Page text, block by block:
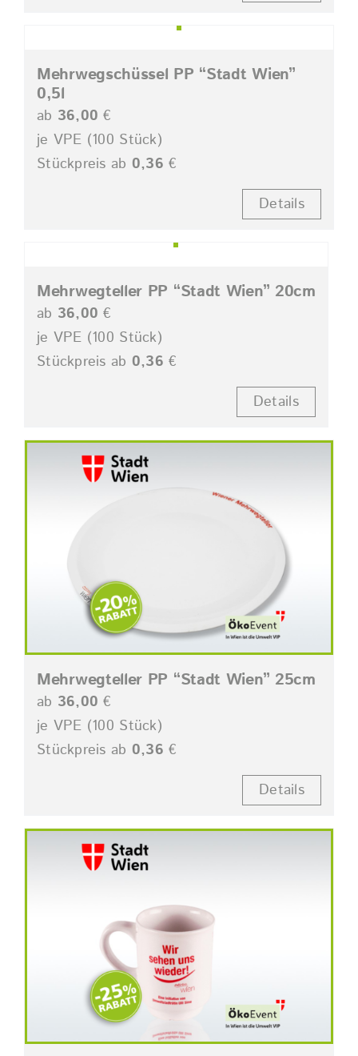
Mehrwegschüssel PP “Stadt Wien”
0,5l
ab 36,00 €
je VPE (100 Stück)
Stückpreis ab 0,36 €
Details
Mehrwegteller PP “Stadt Wien” 20cm
ab 36,00 €
je VPE (100 Stück)
Stückpreis ab 0,36 €
Details
Mehrwegteller PP “Stadt Wien” 25cm
ab 36,00 €
je VPE (100 Stück)
Stückpreis ab 0,36 €
Details